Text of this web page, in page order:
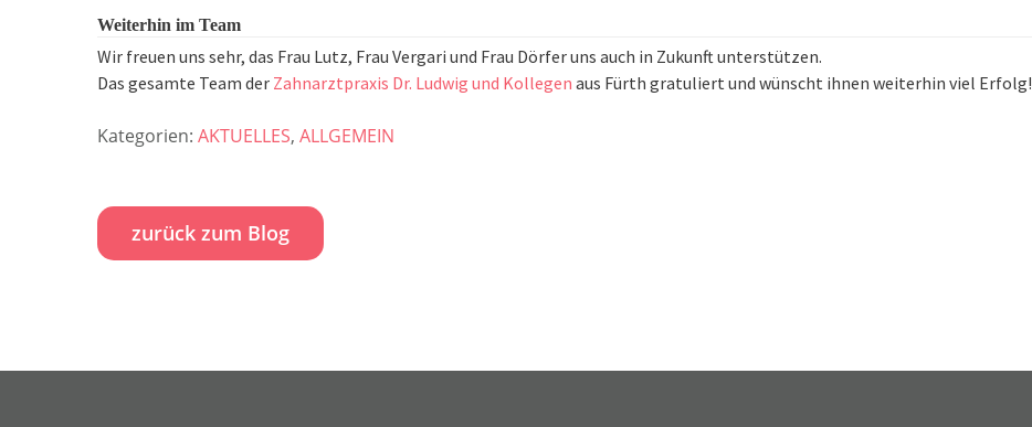
Weiterhin im Team
Wir freuen uns sehr, das Frau Lutz, Frau Vergari und Frau Dörfer uns auch in Zukunft unterstützen.
Das gesamte Team der Zahnarztpraxis Dr. Ludwig und Kollegen aus Fürth gratuliert und wünscht ihnen weiterhin viel Erfolg!
Kategorien: AKTUELLES, ALLGEMEIN
zurück zum Blog